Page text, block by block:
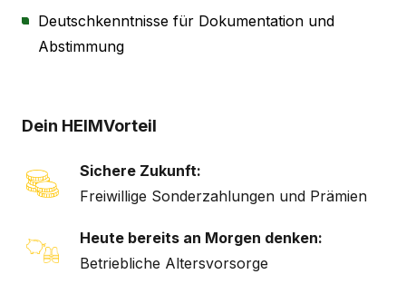
Deutschkenntnisse für Dokumentation und
Abstimmung
Dein HEIMVorteil
Sichere Zukunft:
Freiwillige Sonderzahlungen und Prämien
Heute bereits an Morgen denken:
Betriebliche Altersvorsorge